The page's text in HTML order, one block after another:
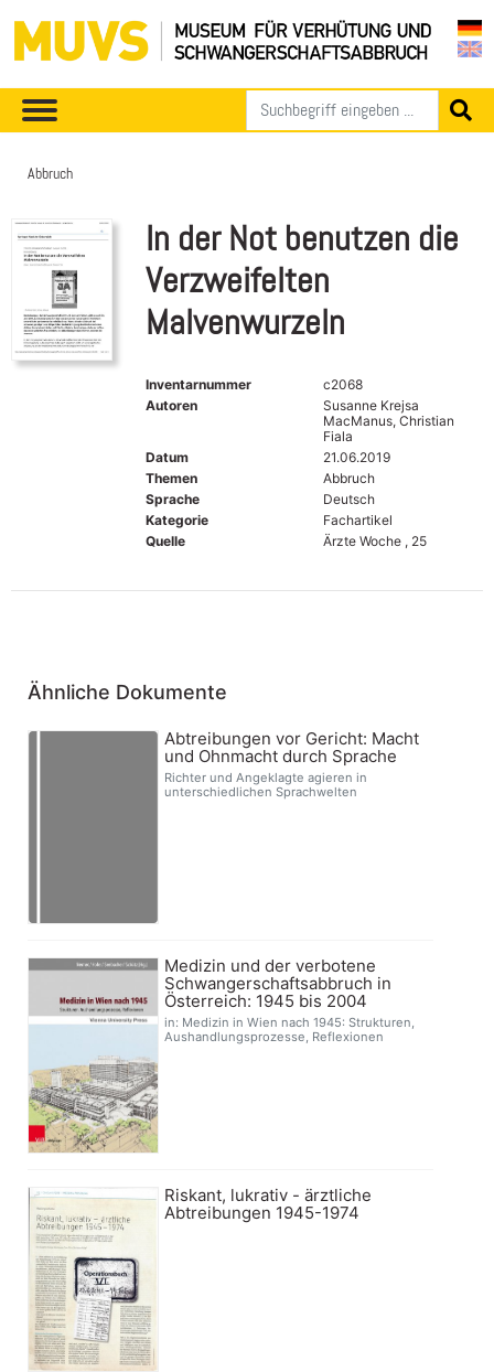
Abbruch
In der Not benutzen die
Verzweifelten
Malvenwurzeln
Inventarnummer
c2068
Autoren
Susanne Krejsa
MacManus, Christian
Fiala
Datum
21.06.2019
Themen
Abbruch
Sprache
Deutsch
Kategorie
Fachartikel
Quelle
Ärzte Woche , 25
Ähnliche Dokumente
Abtreibungen vor Gericht: Macht
und Ohnmacht durch Sprache
Richter und Angeklagte agieren in
unterschiedlichen Sprachwelten
Medizin und der verbotene
Schwangerschaftsabbruch in
Österreich: 1945 bis 2004
in: Medizin in Wien nach 1945: Strukturen,
Aushandlungsprozesse, Reflexionen
Riskant, lukrativ - ärztliche
Abtreibungen 1945-1974